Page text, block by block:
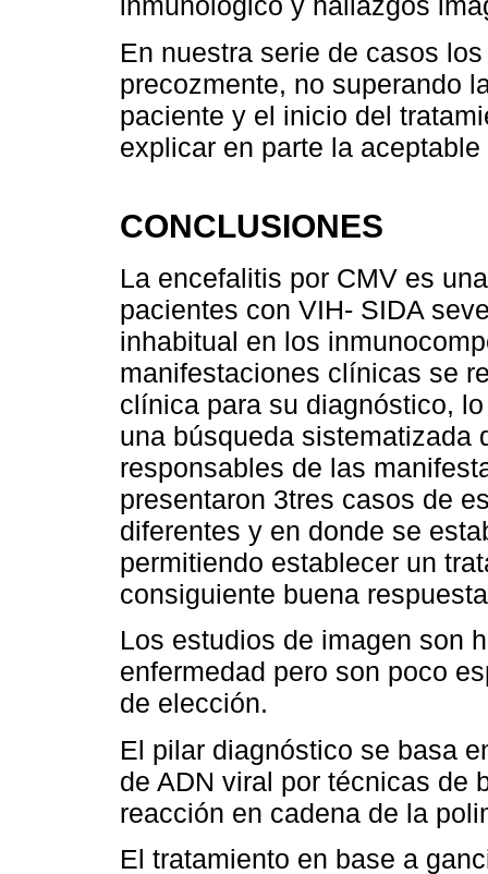
inmunológico y hallazgos
En nuestra serie de casos
precozmente, no superando
paciente y el inicio del
explicar en parte la
CONCLUSIONES
La encefalitis por CMV es
pacientes con VIH- SIDA
inhabitual en los
manifestaciones clínicas se
clínica para su diagnóstico,
una búsqueda sistematizada
responsables de las
presentaron 3tres casos de
diferentes y en donde se
permitiendo establecer un
consiguiente buena
Los estudios de imagen son
enfermedad pero son poco
de elección.
El pilar diagnóstico se basa
de ADN viral por técnicas de
reacción en cadena de la
El tratamiento en base a